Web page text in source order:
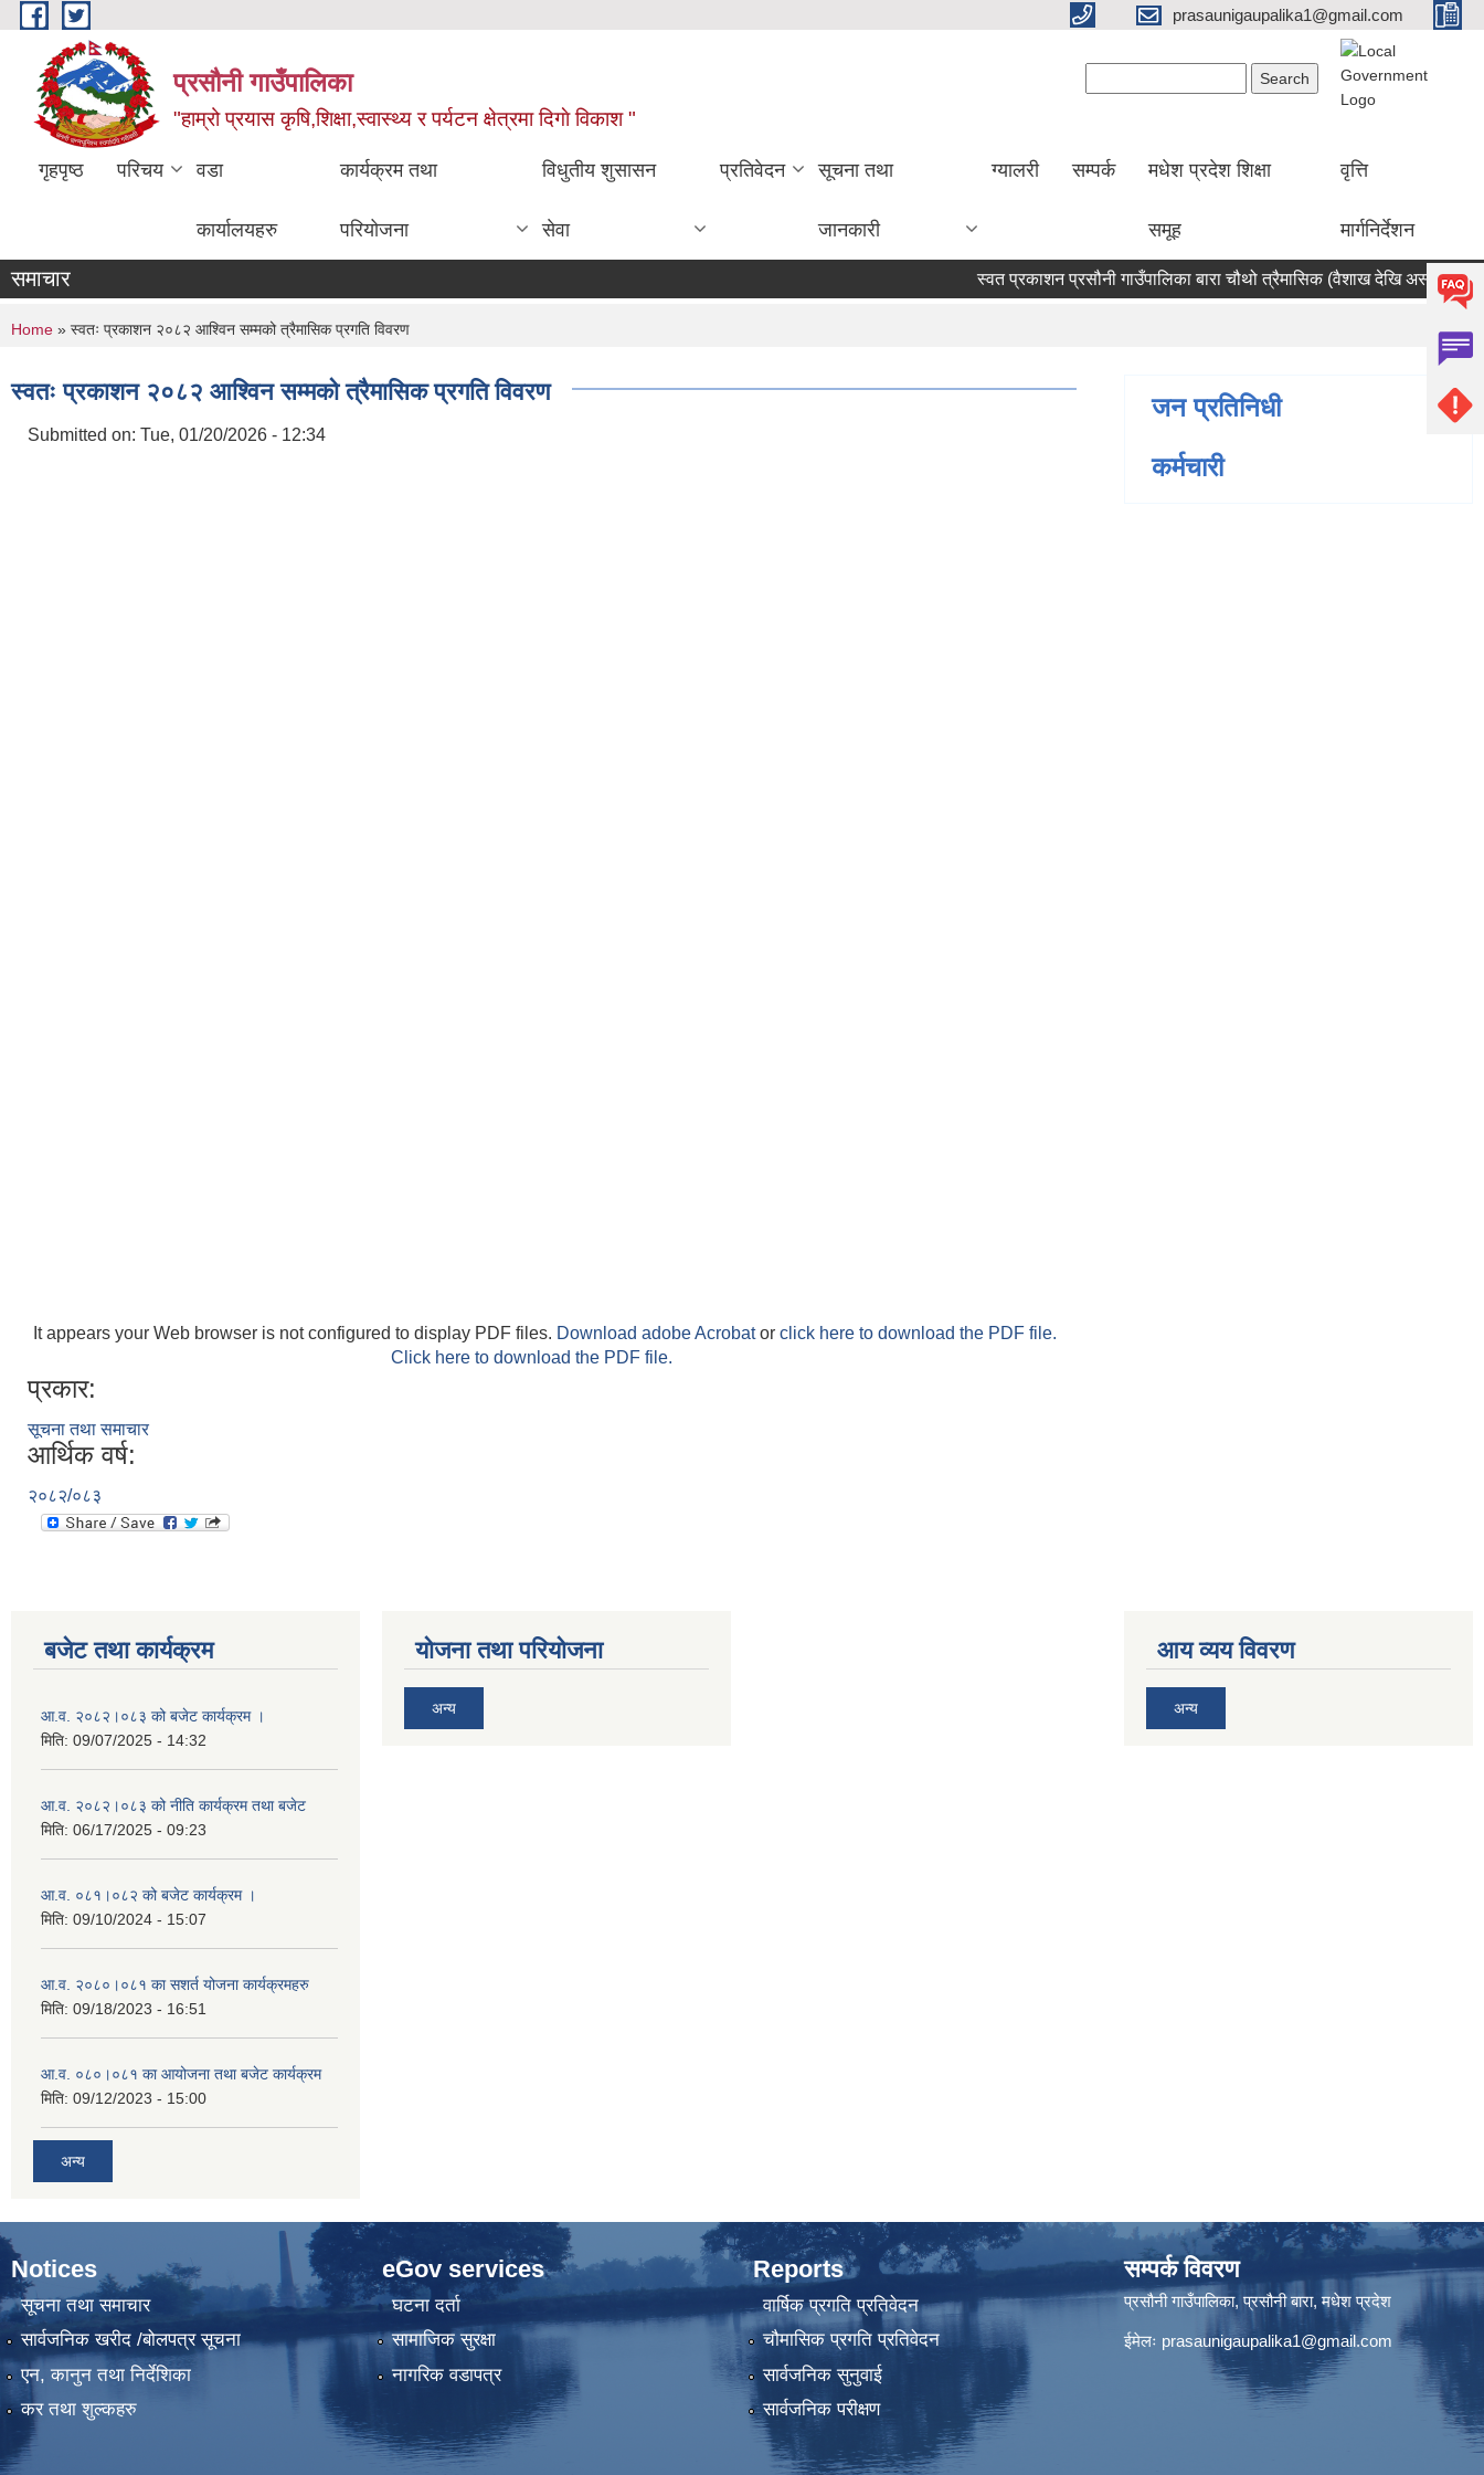
Skip to main content prasaunigaupalika1@gmail.com
प्रसौनी गाउँपालिका
"हाम्रो प्रयास कृषि,शिक्षा,स्वास्थ्य र पर्यटन क्षेत्रमा दिगाे विकाश "
गृहपृष्ठ परिचय वडा
कार्यालयहरु
कार्यक्रम तथा
परियोजना
विधुतीय शुसासन
सेवा
प्रतिवेदन सूचना तथा
जानकारी
ग्यालरी सम्पर्क मधेश प्रदेश शिक्षा
समूह
वृत्ति
मार्गनिर्देशन
समाचार स्वत प्रकाशन प्रसौनी गाउँपालिका बारा चौथो त्रैमासिक (वैशाख देखि असार सम्म)
You are here
Home » स्वतः प्रकाशन २०८२ आश्विन सम्मको त्रैमासिक प्रगति विवरण
स्वतः प्रकाशन २०८२ आश्विन सम्मको त्रैमासिक प्रगति विवरण
Submitted on: Tue, 01/20/2026 - 12:34
It appears your Web browser is not configured to display PDF files. Download adobe Acrobator click here to download the PDF file.
Click here to download the PDF file.
प्रकार:
सूचना तथा समाचार
आर्थिक वर्ष:
२०८२/०८३
जन प्रतिनिधी
कर्मचारी
बजेट तथा कार्यक्रम
आ.व. २०८२।०८३ को बजेट कार्यक्रम ।
मिति: 09/07/2025 - 14:32
आ.व. २०८२।०८३ को नीति कार्यक्रम तथा बजेट
मिति: 06/17/2025 - 09:23
आ.व. ०८१।०८२ को बजेट कार्यक्रम ।
मिति: 09/10/2024 - 15:07
आ.व. २०८०।०८१ का सशर्त योजना कार्यक्रमहरु
मिति: 09/18/2023 - 16:51
आ.व. ०८०।०८१ का आयोजना तथा बजेट कार्यक्रम
मिति: 09/12/2023 - 15:00
अन्य
योजना तथा परियोजना
अन्य
आय व्यय विवरण
अन्य
Notices
सूचना तथा समाचार
सार्वजनिक खरीद /बोलपत्र सूचना
एन, कानुन तथा निर्देशिका
कर तथा शुल्कहरु
eGov services
घटना दर्ता
सामाजिक सुरक्षा
नागरिक वडापत्र
Reports
वार्षिक प्रगति प्रतिवेदन
चौमासिक प्रगति प्रतिवेदन
सार्वजनिक सुनुवाई
सार्वजनिक परीक्षण
सम्पर्क विवरण
प्रसौनी गाउँपालिका, प्रसौनी बारा, मधेश प्रदेश
ईमेलः prasaunigaupalika1@gmail.com